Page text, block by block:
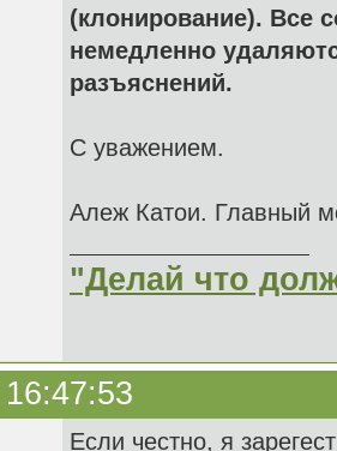
(клонирование). Все
немедленно
разъяснений.
С уважением.
Алеж Катои. Главный
"Делай что
Если честно, я